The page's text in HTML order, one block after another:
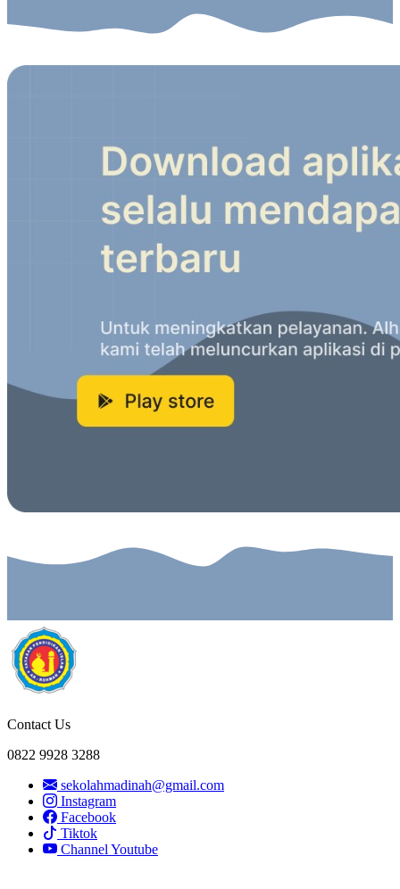
Contact Us
0822 9928 3288
sekolahmadinah@gmail.com
Instagram
Facebook
Tiktok
Channel Youtube